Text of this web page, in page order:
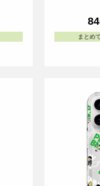
まとめ